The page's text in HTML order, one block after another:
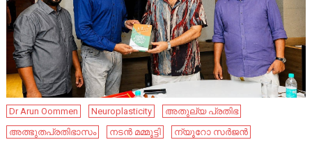
Dr Arun Oommen Neuroplasticity
അതുല്യ പ്രതിഭ
അത്ഭുതപ്രതിഭാസം
നടൻ മമ്മൂട്ടി
ന്യൂറോ സർജൻ